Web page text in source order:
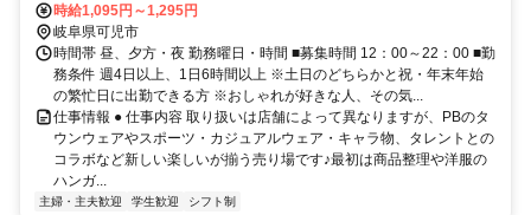
時給1,095円～1,295円
岐阜県可児市
時間帯 昼、夕方・夜 勤務曜日・時間 ■募集時間 12：00～22：00 ■勤
務条件 週4日以上、1日6時間以上 ※土日のどちらかと祝・年末年始
の繁忙日に出勤できる方 ※おしゃれが好きな人、その気...
仕事情報 ● 仕事内容 取り扱いは店舗によって異なりますが、PBのタ
ウンウェアやスポーツ・カジュアルウェア・キャラ物、タレントとの
コラボなど新しい楽しいが揃う売り場です♪最初は商品整理や洋服の
ハンガ...
主婦・主夫歓迎 学生歓迎 シフト制